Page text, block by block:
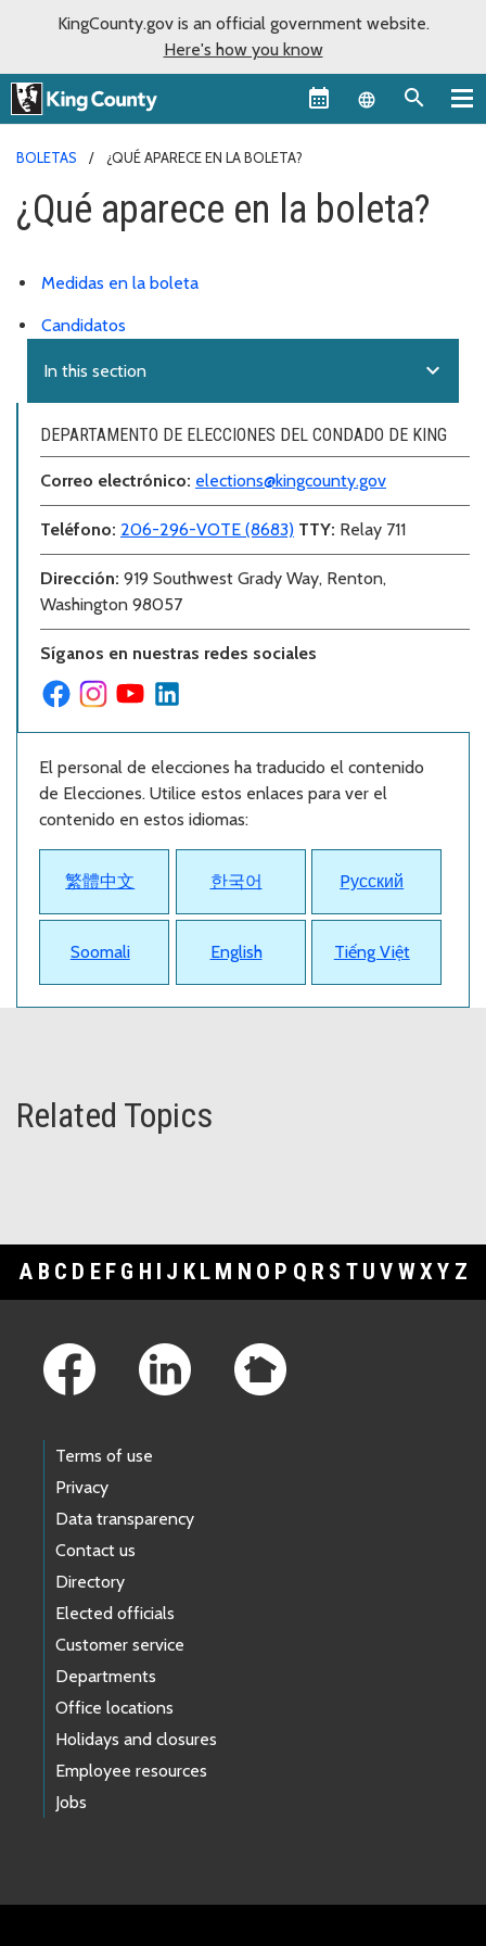
KingCounty.gov is an official government website.
Here's how you know
Language
BOLETAS ¿QUÉ APARECE EN LA BOLETA?
¿Qué aparece en la boleta?
Medidas en la boleta
Candidatos
In this section expand_more
DEPARTAMENTO DE ELECCIONES DEL CONDADO DE KING
Correo electrónico: elections@kingcounty.gov
Teléfono: 206-296-VOTE (8683) TTY: Relay 711
Dirección: 919 Southwest Grady Way, Renton,
Washington 98057
Síganos en nuestras redes sociales
El personal de elecciones ha traducido el contenido
de Elecciones. Utilice estos enlaces para ver el
contenido en estos idiomas:
繁體中文 한국어 Pусский
Soomali English Tiếng Việt
Related Topics
A B C D E F G H I J K L M N O P Q R S T U V WXY Z
Terms of use
Privacy
Data transparency
Contact us
Directory
Elected officials
Customer service
Departments
Office locations
Holidays and closures
Employee resources
Jobs